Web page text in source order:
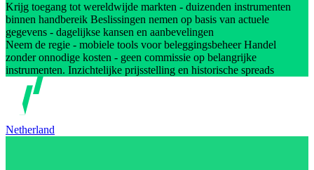
Krijg toegang tot wereldwijde markten - duizenden instrumenten
binnen handbereik Beslissingen nemen op basis van actuele
gegevens - dagelijkse kansen en aanbevelingen
Neem de regie - mobiele tools voor beleggingsbeheer Handel
zonder onnodige kosten - geen commissie op belangrijke
instrumenten. Inzichtelijke prijsstelling en historische spreads
Netherland